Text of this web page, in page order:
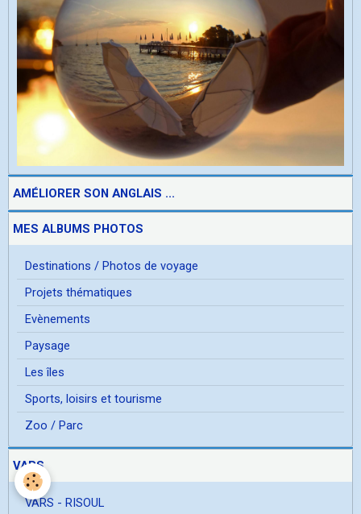
AMÉLIORER SON ANGLAIS ...
MES ALBUMS PHOTOS
Destinations / Photos de voyage
Projets thématiques
Evènements
Paysage
Les îles
Sports, loisirs et tourisme
Zoo / Parc
VARS
VARS - RISOUL